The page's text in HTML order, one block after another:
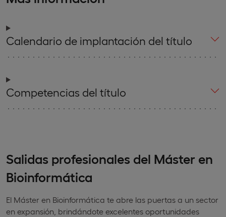
Calendario de implantación del título
Competencias del título
Salidas profesionales del Máster en
Bioinformática
El Máster en Bioinformática te abre las puertas a un sector
en expansión, brindándote excelentes oportunidades